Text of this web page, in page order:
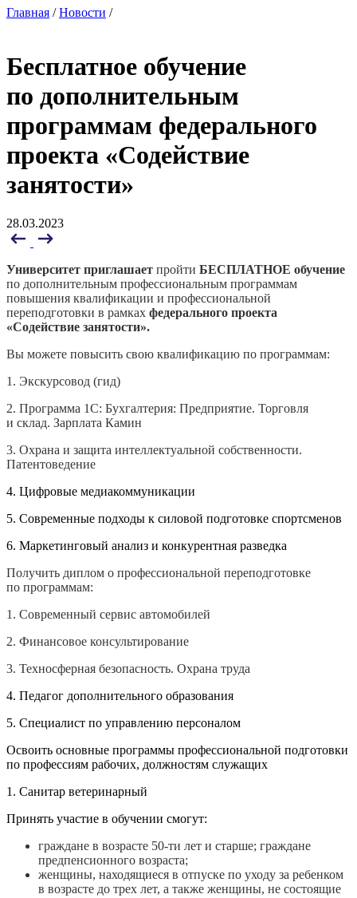
Главная /Новости /
Бесплатное обучение
по дополнительным
программам федерального
проекта «Содействие
занятости»
28.03.2023
Университет приглашает пройти БЕСПЛАТНОЕ обучение
по дополнительным профессиональным программам
повышения квалификации и профессиональной
переподготовки в рамках федерального проекта
«Содействие занятости».
Вы можете повысить свою квалификацию по программам:
1. Экскурсовод (гид)
2. Программа 1С: Бухгалтерия: Предприятие. Торговля
и склад. Зарплата Камин
3. Охрана и защита интеллектуальной собственности.
Патентоведение
4. Цифровые медиакоммуникации
5. Современные подходы к силовой подготовке спортсменов
6. Маркетинговый анализ и конкурентная разведка
Получить диплом о профессиональной переподготовке
по программам:
1. Современный сервис автомобилей
2. Финансовое консультирование
3. Техносферная безопасность. Охрана труда
4. Педагог дополнительного образования
5. Специалист по управлению персоналом
Освоить основные программы профессиональной подготовки
по профессиям рабочих, должностям служащих
1. Санитар ветеринарный
Принять участие в обучении смогут:
граждане в возрасте 50-ти лет и старше; граждане
предпенсионного возраста;
женщины, находящиеся в отпуске по уходу за ребенком
в возрасте до трех лет, а также женщины, не состоящие